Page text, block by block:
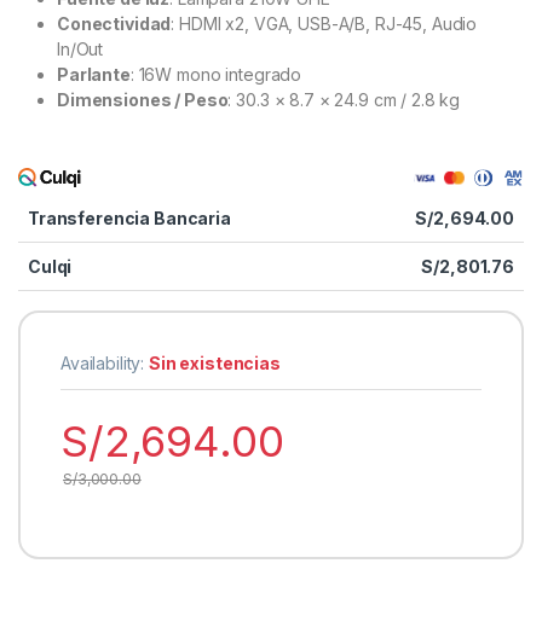
Conectividad: HDMI x2, VGA, USB-A/B, RJ-45, Audio
In/Out
Parlante: 16W mono integrado
Dimensiones / Peso: 30.3 × 8.7 × 24.9 cm / 2.8 kg
Transferencia Bancaria S/2,694.00
Culqi S/2,801.76
Availability:Sin existencias
S/2,694.00
S/3,000.00